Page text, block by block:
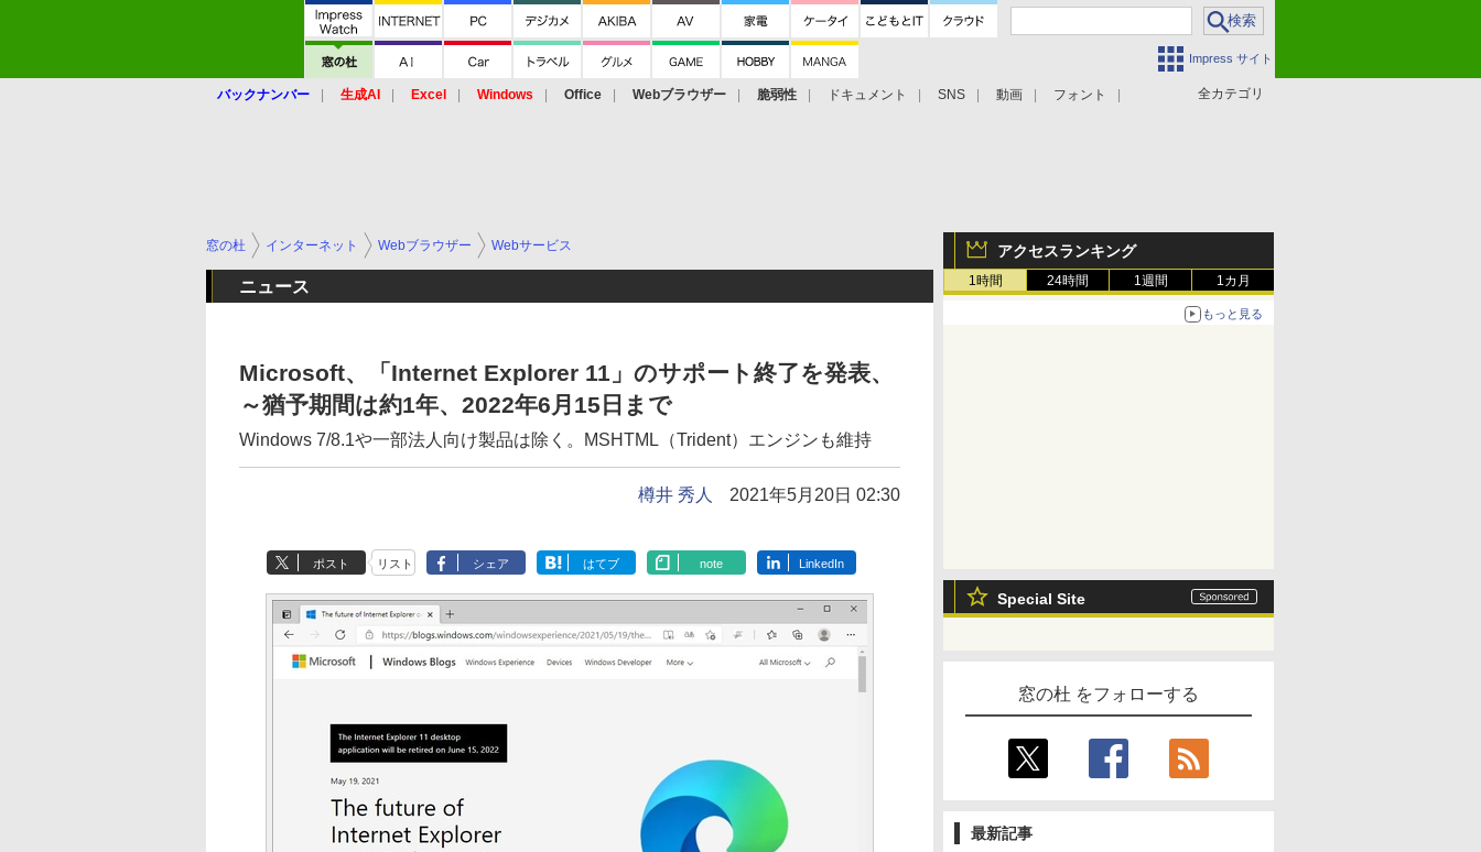
Impress サイト
全カテゴリ
バックナンバー 生成AI Excel Windows Office Webブラウザー 脆弱性 ドキュメント SNS 動画 フォント
アクセスランキング
1時間 24時間 1週間 1カ月
もっと見る
Special Site
窓の杜 をフォローする
最新記事
窓の杜 インターネット Webブラウザー Webサービス
ニュース
Microsoft、「Internet Explorer 11」のサポート終了を発表、
～猶予期間は約1年、2022年6月15日まで
Windows 7/8.1や一部法人向け製品は除く。MSHTML（Trident）エンジンも維持
樽井 秀人 2021年5月20日 02:30
ポスト リスト シェア はてブ note LinkedIn